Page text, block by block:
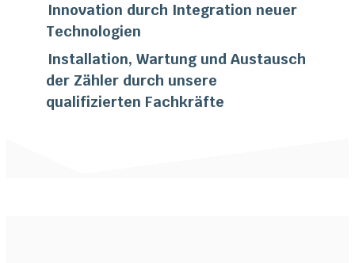
Innovation durch Integration neuer
Technologien
Installation, Wartung und Austausch
der Zähler durch unsere
qualifizierten Fachkräfte